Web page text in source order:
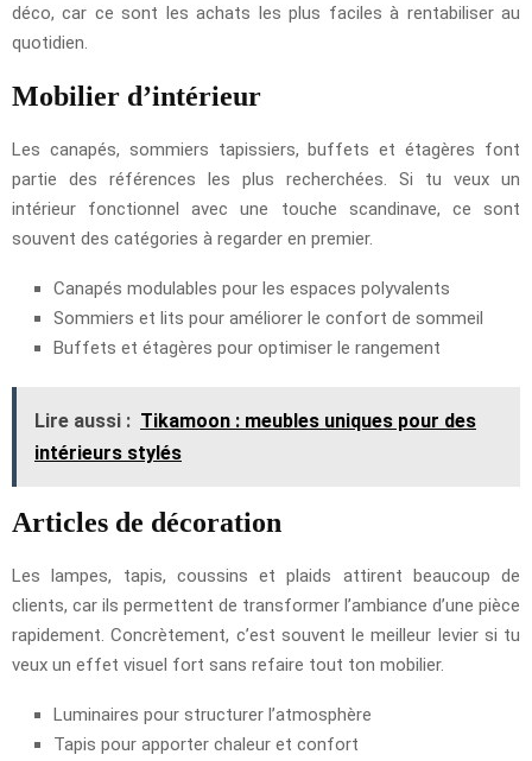
déco, car ce sont les achats les plus faciles à rentabiliser au
quotidien.
Mobilier d’intérieur
Les canapés, sommiers tapissiers, buffets et étagères font
partie des références les plus recherchées. Si tu veux un
intérieur fonctionnel avec une touche scandinave, ce sont
souvent des catégories à regarder en premier.
Canapés modulables pour les espaces polyvalents
Sommiers et lits pour améliorer le confort de sommeil
Buffets et étagères pour optimiser le rangement
Lire aussi : Tikamoon : meubles uniques pour des
intérieurs stylés
Articles de décoration
Les lampes, tapis, coussins et plaids attirent beaucoup de
clients, car ils permettent de transformer l’ambiance d’une pièce
rapidement. Concrètement, c’est souvent le meilleur levier si tu
veux un effet visuel fort sans refaire tout ton mobilier.
Luminaires pour structurer l’atmosphère
Tapis pour apporter chaleur et confort